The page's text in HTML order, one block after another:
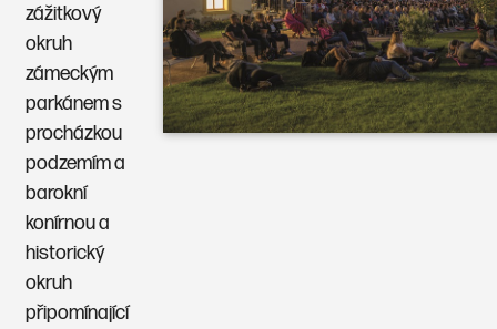
zážitkový
okruh
zámeckým
parkánem s
procházkou
podzemím a
barokní
konírnou a
historický
okruh
připomínající